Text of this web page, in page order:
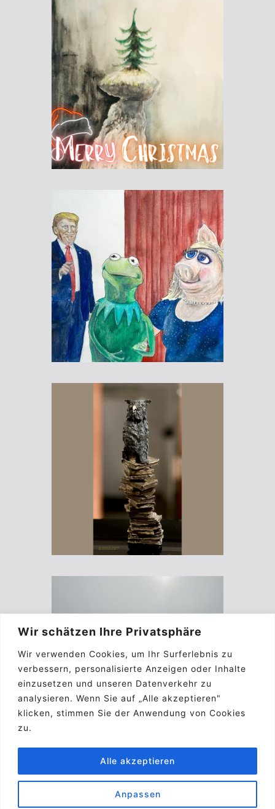
Wir schätzen Ihre Privatsphäre
Wir verwenden Cookies, um Ihr Surferlebnis zu
verbessern, personalisierte Anzeigen oder Inhalte
einzusetzen und unseren Datenverkehr zu
analysieren. Wenn Sie auf „Alle akzeptieren"
klicken, stimmen Sie der Anwendung von Cookies
zu.
Anpassen
Alle akzeptieren
Kontakt